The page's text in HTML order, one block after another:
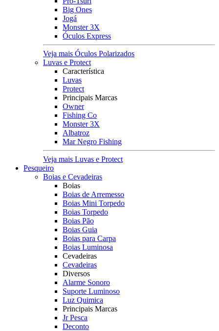
Big Ones
Jogá
Monster 3X
Óculos Express
Veja mais Óculos Polarizados
Luvas e Protect
Característica
Luvas
Protect
Principais Marcas
Owner
Fishing Co
Monster 3X
Albatroz
Mar Negro Fishing
Veja mais Luvas e Protect
Pesqueiro
Boias e Cevadeiras
Boias
Boias de Arremesso
Boias Mini Torpedo
Boias Torpedo
Boias Pão
Boias Guia
Boias para Carpa
Boias Luminosa
Cevadeiras
Cevadeiras
Diversos
Alarme Sonoro
Suporte Luminoso
Luz Quimica
Principais Marcas
Jr Pesca
Deconto